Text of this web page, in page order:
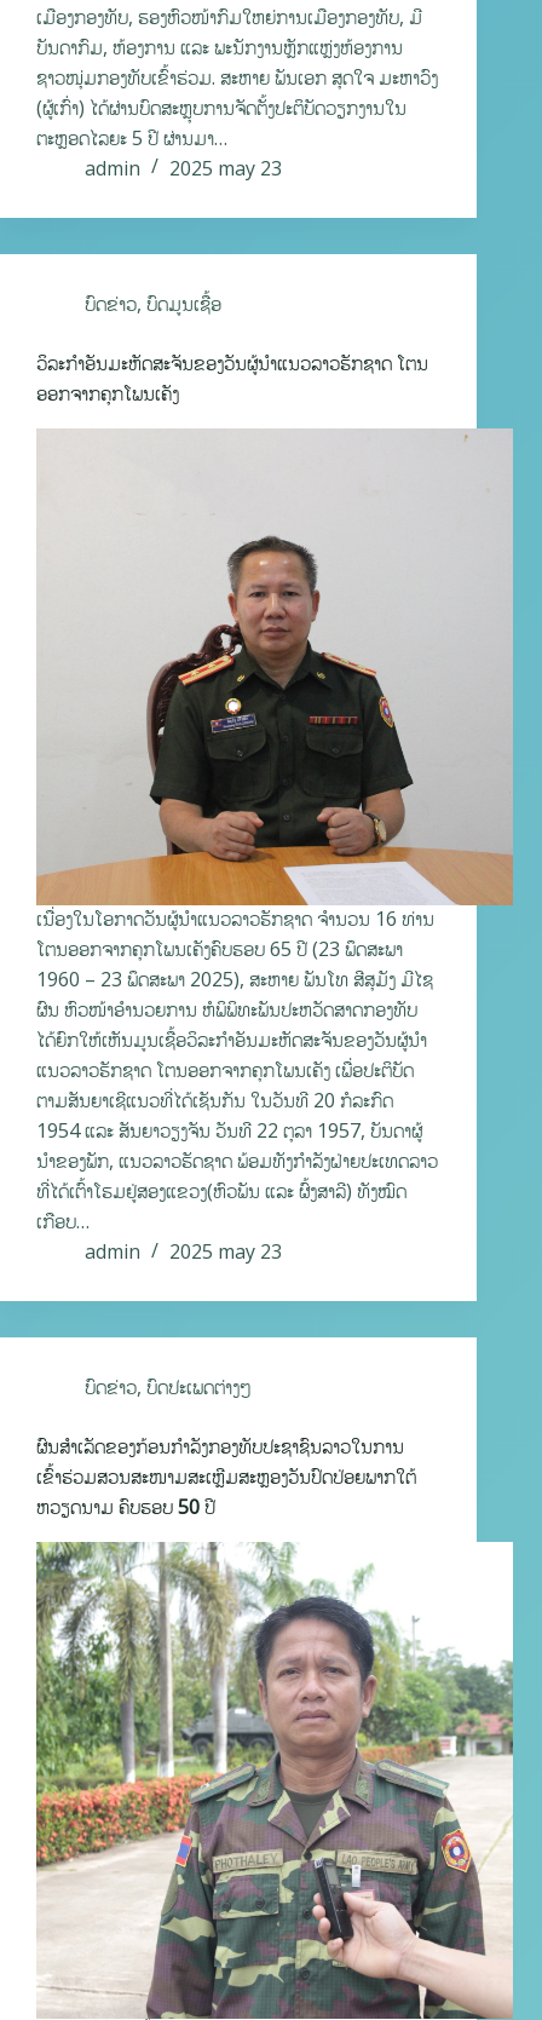
ເມືອງກອງທັບ, ຮອງຫົວໜ້າກົມໃຫຍ່ການເມືອງກອງທັບ, ມີ
ບັນດາກົມ, ຫ້ອງການ ແລະ ພະນັກງານຫຼັກແຫຼ່ງຫ້ອງການ
ຊາວໜຸ່ມກອງທັບເຂົ້າຮ່ວມ. ສະຫາຍ ພັນເອກ ສຸດໃຈ ມະຫາວົງ
(ຜູ້ເກົ່າ) ໄດ້ຜ່ານບົດສະຫຼຸບການຈັດຕັ້ງປະຕິບັດວຽກງານໃນ
ຕະຫຼອດໄລຍະ 5 ປີ ຜ່ານມາ…
admin
2025 may 23
ບົດຂ່າວ, ບົດມູນເຊື້ອ
ວິລະກຳອັນມະຫັດສະຈັນຂອງວັນຜູ້ນໍາແນວລາວຮັກຊາດ ໂຕນ
ອອກຈາກຄຸກໂພນເຄັງ
ເນື່ອງໃນໂອກາດວັນຜູ້ນໍາແນວລາວຮັກຊາດ ຈຳນວນ 16 ທ່ານ
ໂຕນອອກຈາກຄຸກໂພນເຄັງຄົບຮອບ 65 ປີ (23 ພຶດສະພາ
1960 – 23 ພຶດສະພາ 2025), ສະຫາຍ ພັນໂທ ສີສຸມັງ ມີໄຊ
ຜົນ ຫົວໜ້າອຳນວຍການ ຫໍພິພິທະພັນປະຫວັດສາດກອງທັບ
ໄດ້ຍົກໃຫ້ເຫັນມູນເຊື້ອວິລະກຳອັນມະຫັດສະຈັນຂອງວັນຜູ້ນໍາ
ແນວລາວຮັກຊາດ ໂຕນອອກຈາກຄຸກໂພນເຄັງ ເພື່ອປະຕິບັດ
ຕາມສັນຍາເຊີແນວທີ່ໄດ້ເຊັນກັນ ໃນວັນທີ 20 ກໍລະກົດ
1954 ແລະ ສັນຍາວຽງຈັນ ວັນທີ 22 ຕຸລາ 1957, ບັນດາຜູ້
ນໍາຂອງພັກ, ແນວລາວຮັດຊາດ ພ້ອມທັງກໍາລັງຝ່າຍປະເທດລາວ
ທີ່ໄດ້ເຕົ້າໂຮມຢູ່ສອງແຂວງ(ຫົວພັນ ແລະ ຜົ້ງສາລີ) ທັງໝົດ
ເກືອບ…
admin
2025 may 23
ບົດຂ່າວ, ບົດປະເພດຕ່າງໆ
ຜົນສຳເລັດຂອງກ້ອນກຳລັງກອງທັບປະຊາຊົນລາວໃນການ
ເຂົ້າຮ່ວມສວນສະໜາມສະເຫຼີມສະຫຼອງວັນປົດປ່ອຍພາກໃຕ້
ຫວຽດນາມ ຄົບຮອບ 50 ປີ